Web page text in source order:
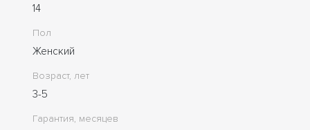
14
Пол
Женский
Возраст, лет
3-5
Гарантия, месяцев